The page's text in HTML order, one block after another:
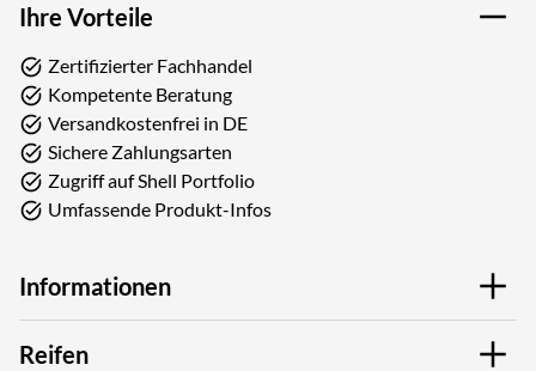
Ihre Vorteile
Zertifizierter Fachhandel
Kompetente Beratung
Versandkostenfrei in DE
Sichere Zahlungsarten
Zugriff auf Shell Portfolio
Umfassende Produkt-Infos
Informationen
Reifen